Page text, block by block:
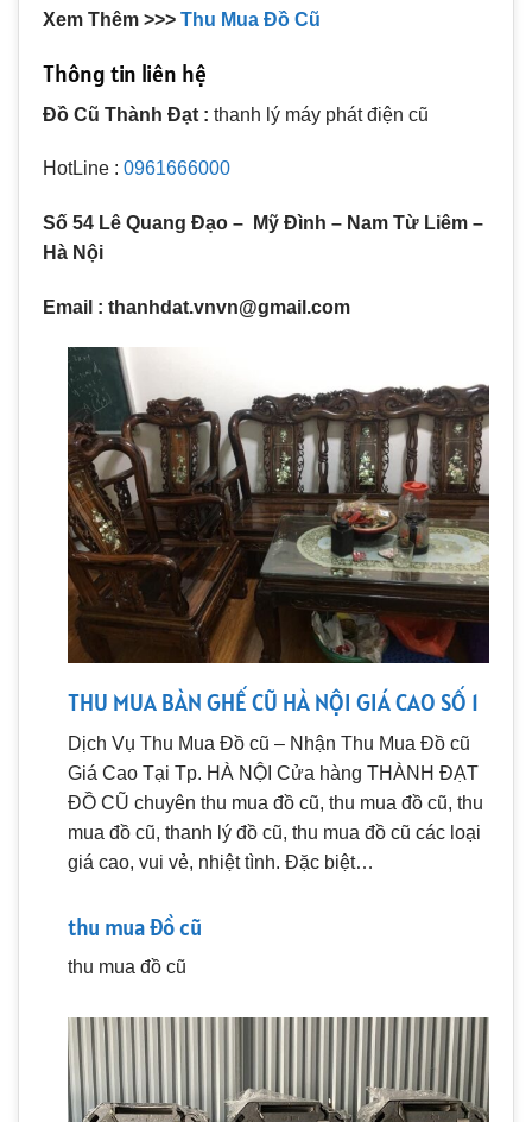
Xem Thêm >>> Thu Mua Đồ Cũ
Thông tin liên hệ
Đồ Cũ Thành Đạt : thanh lý máy phát điện cũ
HotLine : 0961666000
Số 54 Lê Quang Đạo – Mỹ Đình – Nam Từ Liêm –
Hà Nội
Email : thanhdat.vnvn@gmail.com
THU MUA BÀN GHẾ CŨ HÀ NỘI GIÁ CAO SỐ 1
Dịch Vụ Thu Mua Đồ cũ – Nhận Thu Mua Đồ cũ
Giá Cao Tại Tp. HÀ NỘI Cửa hàng THÀNH ĐẠT
ĐỒ CŨ chuyên thu mua đồ cũ, thu mua đồ cũ, thu
mua đồ cũ, thanh lý đồ cũ, thu mua đồ cũ các loại
giá cao, vui vẻ, nhiệt tình. Đặc biệt…
thu mua đồ cũ
thu mua đồ cũ